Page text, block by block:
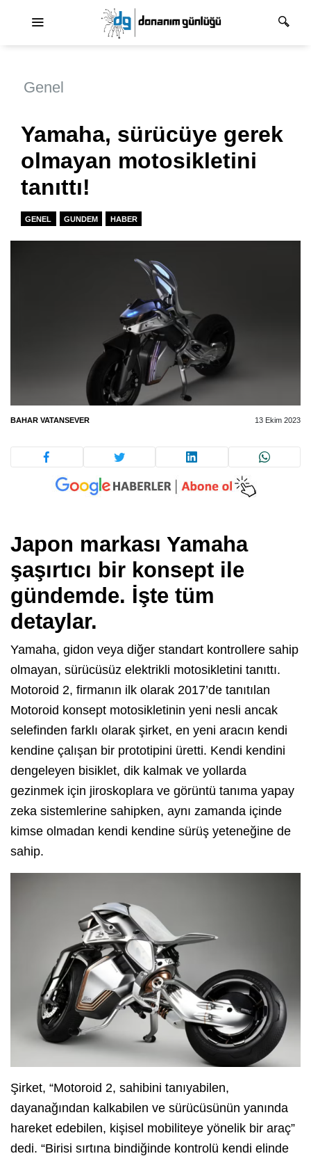
Genel
Yamaha, sürücüye gerek
olmayan motosikletini
tanıttı!
GENEL GUNDEM HABER
BAHAR VATANSEVER 13 Ekim 2023
Japon markası Yamaha
şaşırtıcı bir konsept ile
gündemde. İşte tüm
detaylar.
Yamaha, gidon veya diğer standart kontrollere sahip
olmayan, sürücüsüz elektrikli motosikletini tanıttı.
Motoroid 2, firmanın ilk olarak 2017’de tanıtılan
Motoroid konsept motosikletinin yeni nesli ancak
selefinden farklı olarak şirket, en yeni aracın kendi
kendine çalışan bir prototipini üretti. Kendi kendini
dengeleyen bisiklet, dik kalmak ve yollarda
gezinmek için jiroskoplara ve görüntü tanıma yapay
zeka sistemlerine sahipken, aynı zamanda içinde
kimse olmadan kendi kendine sürüş yeteneğine de
sahip.
Şirket, “Motoroid 2, sahibini tanıyabilen,
dayanağından kalkabilen ve sürücüsünün yanında
hareket edebilen, kişisel mobiliteye yönelik bir araç”
dedi. “Birisi sırtına bindiğinde kontrolü kendi elinde